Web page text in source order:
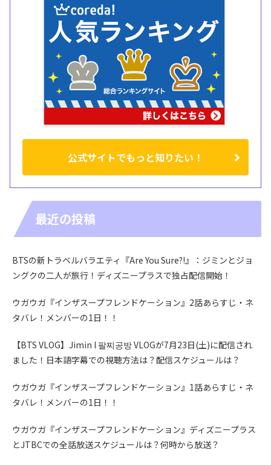
公式サイトでもっと知りたい！
最近の投稿
BTSの新トラベルバラエティ『Are You Sure?!』：ジミンとジョ
ングクの二人が旅行！ディズニープラスで独占配信開始！
ウガウガ『インザスープフレンドケーション』2話あらすじ・ネ
タバレ！メンバーの1日！！
【BTS VLOG】Jimin l 팔찌공방 VLOGが7月23日(土)に配信され
ました！日本語字幕での視聴方法は？配信スケジュールは？
ウガウガ『インザスープフレンドケーション』1話あらすじ・ネ
タバレ！メンバーの1日！！
ウガウガ『インザスープフレンドケーション』ディズニープラス
とJTBCでの全話放送スケジュールは？何時から放送？